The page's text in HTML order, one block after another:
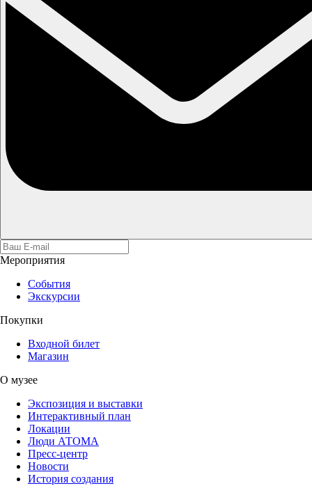
Мероприятия
События
Экскурсии
Покупки
Входной билет
Магазин
О музее
Экспозиция и выставки
Интерактивный план
Локации
Люди АТОМА
Пресс-центр
Новости
История создания